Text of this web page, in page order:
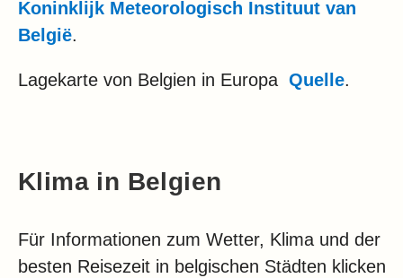
Koninklijk Meteorologisch Instituut van
België.
Lagekarte von Belgien in Europa Quelle.
Klima in Belgien
Für Informationen zum Wetter, Klima und der
besten Reisezeit in belgischen Städten klicken